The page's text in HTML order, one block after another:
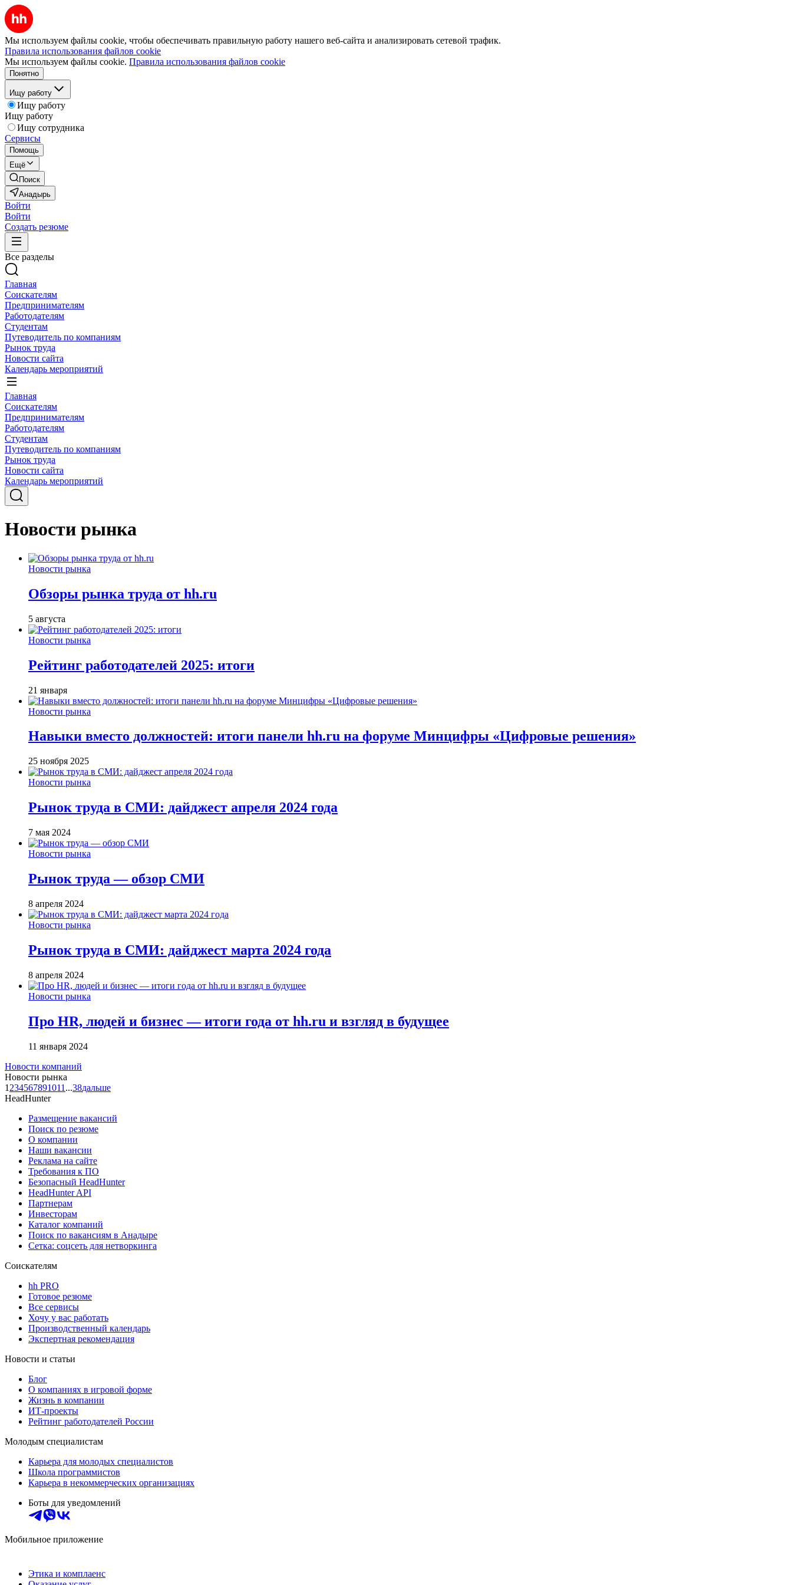
Мы используем файлы cookie, чтобы обеспечивать правильную работу нашего веб-сайта и анализировать сетевой трафик.
Правила использования файлов cookie
Мы используем файлы cookie. Правила использования файлов cookie
Понятно
Ищу работу
Ищу работу
Ищу работу
Ищу сотрудника
Сервисы
Помощь
Ещё
Поиск
Анадырь
Войти
Войти
Создать резюме
Все разделы
Главная
Соискателям
Предпринимателям
Работодателям
Студентам
Путеводитель по компаниям
Рынок труда
Новости сайта
Календарь мероприятий
Главная
Соискателям
Предпринимателям
Работодателям
Студентам
Путеводитель по компаниям
Рынок труда
Новости сайта
Календарь мероприятий
Новости рынка
Новости рынка
Обзоры рынка труда от hh.ru
5 августа
Новости рынка
Рейтинг работодателей 2025: итоги
21 января
Новости рынка
Навыки вместо должностей: итоги панели hh.ru на форуме Минцифры «Цифровые решения»
25 ноября 2025
Новости рынка
Рынок труда в СМИ: дайджест апреля 2024 года
7 мая 2024
Новости рынка
Рынок труда — обзор СМИ
8 апреля 2024
Новости рынка
Рынок труда в СМИ: дайджест марта 2024 года
8 апреля 2024
Новости рынка
Про HR, людей и бизнес — итоги года от hh.ru и взгляд в будущее
11 января 2024
Новости компаний
Новости рынка
1 234567891011 ...38дальше
HeadHunter
Размещение вакансий
Поиск по резюме
О компании
Наши вакансии
Реклама на сайте
Требования к ПО
Безопасный HeadHunter
HeadHunter API
Партнерам
Инвесторам
Каталог компаний
Поиск по вакансиям в Анадыре
Сетка: соцсеть для нетворкинга
Соискателям
hh PRO
Готовое резюме
Все сервисы
Хочу у вас работать
Производственный календарь
Экспертная рекомендация
Новости и статьи
Блог
О компаниях в игровой форме
Жизнь в компании
ИТ-проекты
Рейтинг работодателей России
Молодым специалистам
Карьера для молодых специалистов
Школа программистов
Карьера в некоммерческих организациях
Боты для уведомлений
Мобильное приложение
Этика и комплаенс